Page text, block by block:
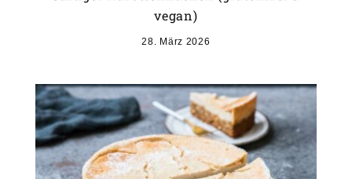
vegan)
28. März 2026